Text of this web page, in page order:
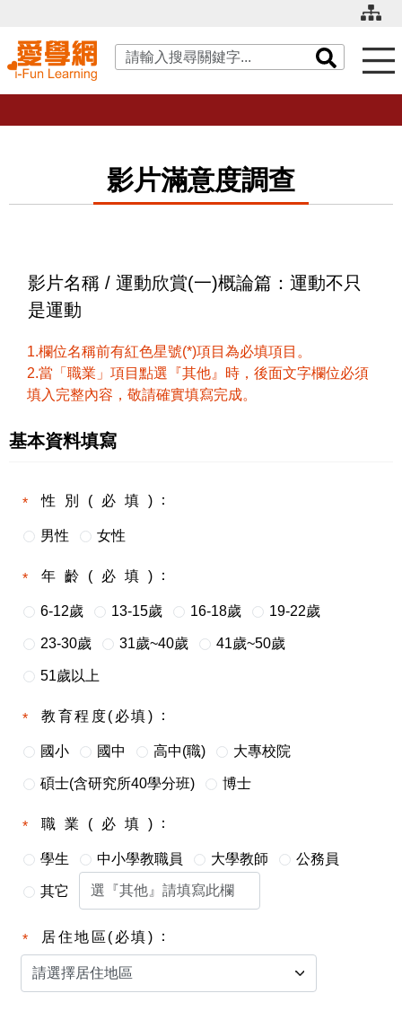
關鍵字搜尋
影片滿意度調查
影片名稱 / 運動欣賞(一)概論篇：運動不只
是運動
1.欄位名稱前有紅色星號(*)項目為必填項目。
2.當「職業」項目點選『其他』時，後面文字欄位必須
填入完整內容，敬請確實填寫完成。
基本資料填寫
性別(必填)
男性 女性
年齡(必填)
6-12歲 13-15歲 16-18歲 19-22歲
23-30歲 31歲~40歲 41歲~50歲
51歲以上
教育程度(必填)
國小 國中 高中(職) 大專校院
碩士(含研究所40學分班) 博士
職業(必填)
學生 中小學教職員 大學教師 公務員
其它
居住地區(必填)